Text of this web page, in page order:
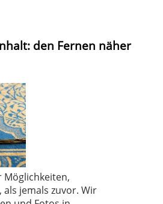
den Fernen näher
Möglichkeiten,
jemals zuvor. Wir